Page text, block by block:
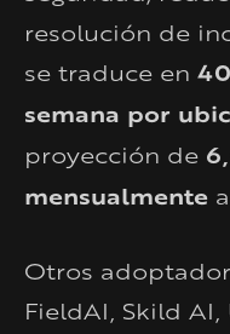
resolución de
se traduce en
semana por
proyección de
mensualmente
Otros
FieldAI, Skild AI,